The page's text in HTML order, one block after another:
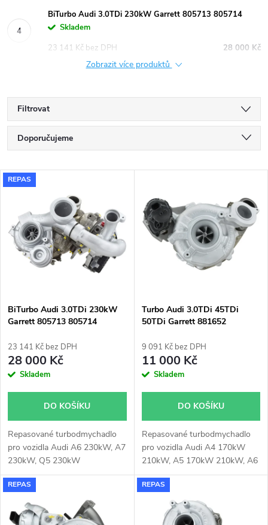
BiTurbo Audi 3.0TDi 230kW Garrett 805713 805714
Skladem
28 000 Kč
23 141 Kč bez DPH
Zobrazit více produktů
Filtrovat
Ř
a
e
n
p
r
o
u
k
t
Doporučujeme
Nejdražší
Nejprodávanější
Abecedně
V
ý
p
s
p
r
o
d
u
k
t
REPAS
BiTurbo Audi 3.0TDi 230kW
Garrett 805713 805714
23 141 Kč bez DPH
28 000 Kč
Skladem
DO KOŠÍKU
Repasované turbodmychadlo
pro vozidla Audi A6 230kW, A7
230kW, Q5 230kW
Turbo Audi 3.0TDi 45TDi
50TDi Garrett 881652
9 091 Kč bez DPH
11 000 Kč
Skladem
DO KOŠÍKU
Repasované turbodmychadlo
pro vozidla Audi A4 170kW
210kW, A5 170kW 210kW, A6
155kW 170kW 210kW, A7
155kW 170kW 210kW, A8
210kW, Q5 170kW 210kW, Q7
170kW, 210kW, Q8 170kW
REPAS REPAS